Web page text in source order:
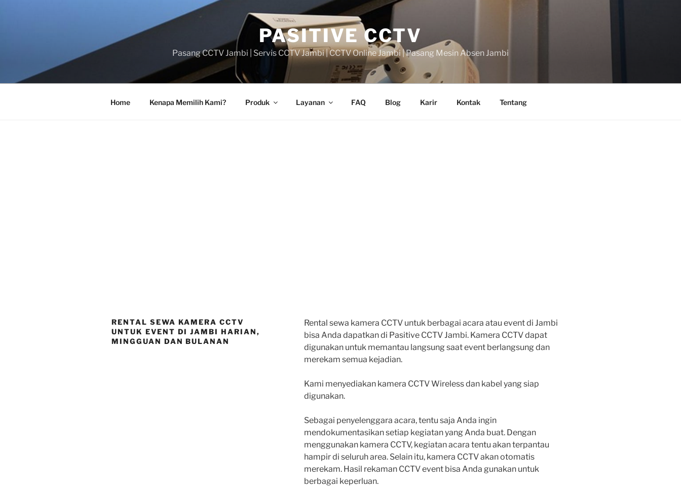
PASITIVE CCTV
Pasang CCTV Jambi | Servis CCTV Jambi | CCTV Online Jambi | Pasang Mesin Absen Jambi
Home Kenapa Memilih Kami? Produk Layanan FAQ Blog Karir Kontak Tentang
RENTAL SEWA KAMERA CCTV
UNTUK EVENT DI JAMBI HARIAN,
MINGGUAN DAN BULANAN
Rental sewa kamera CCTV untuk berbagai acara atau event di Jambi
bisa Anda dapatkan di Pasitive CCTV Jambi. Kamera CCTV dapat
digunakan untuk memantau langsung saat event berlangsung dan
merekam semua kejadian.
Kami menyediakan kamera CCTV Wireless dan kabel yang siap
digunakan.
Sebagai penyelenggara acara, tentu saja Anda ingin
mendokumentasikan setiap kegiatan yang Anda buat. Dengan
menggunakan kamera CCTV, kegiatan acara tentu akan terpantau
hampir di seluruh area. Selain itu, kamera CCTV akan otomatis
merekam. Hasil rekaman CCTV event bisa Anda gunakan untuk
berbagai keperluan.